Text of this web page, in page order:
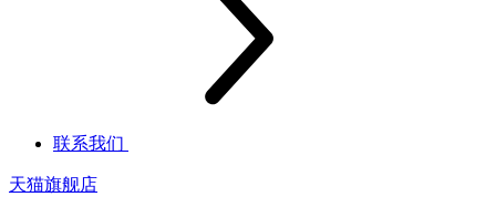
联系我们
天猫旗舰店